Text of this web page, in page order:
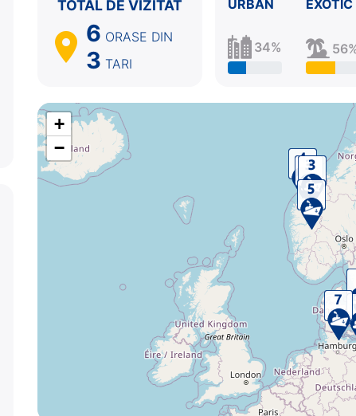
TOTAL DE VIZITAT
6 ORASE DIN
3 TARI
URBAN
34%
EXOTIC
+
−